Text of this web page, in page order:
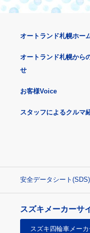
オートランド札幌ホー
オートランド札幌から
せ
お客様Voice
スタッフによるクルマ
安全データシート(SDS)
スズキメーカーサ
スズキ四輪車メー